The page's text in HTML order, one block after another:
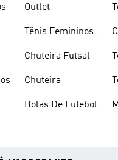
Outlet
Tênis Femininos
Chuteira Futsal
Chuteira
Bolas De Futebol